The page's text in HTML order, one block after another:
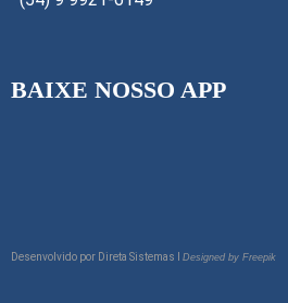
BAIXE NOSSO APP
Desenvolvido por Direta Sistemas I Designed by Freepik